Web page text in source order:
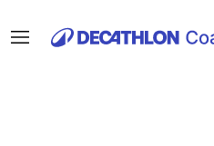
Menu